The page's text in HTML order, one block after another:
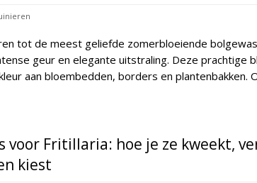
tot de meest geliefde zomerbloeiende
geur en elegante uitstraling. Deze prachtige
aan bloembedden, borders en plantenbakken.
voor Fritillaria: hoe je ze kweekt,
kiest